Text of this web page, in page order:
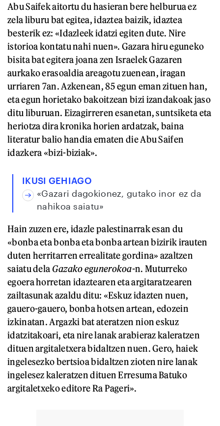
Abu Saifek aitortu du hasieran bere helburua ez
zela liburu bat egitea, idaztea baizik, idaztea
besterik ez: «Idazleek idatzi egiten dute. Nire
istorioa kontatu nahi nuen». Gazara hiru eguneko
bisita bat egitera joana zen Israelek Gazaren
aurkako erasoaldia areagotu zuenean, iragan
urriaren 7an. Azkenean, 85 egun eman zituen han,
eta egun horietako bakoitzean bizi izandakoak jaso
ditu liburuan. Eizagirreren esanetan, suntsiketa eta
heriotza dira kronika horien ardatzak, baina
literatur balio handia ematen die Abu Saifen
idazkera «bizi-biziak».
IKUSI GEHIAGO
«Gazari dagokionez, gutako inor ez da
nahikoa saiatu»
Hain zuzen ere, idazle palestinarrak esan du
«bonba eta bonba eta bonba artean bizirik irauten
duten herritarren errealitate gordina» azaltzen
saiatu dela Gazako egunerokoa-n. Muturreko
egoera horretan idaztearen eta argitaratzearen
zailtasunak azaldu ditu: «Eskuz idazten nuen,
gauero-gauero, bonba hotsen artean, edozein
izkinatan. Argazki bat ateratzen nion eskuz
idatzitakoari, eta nire lanak arabieraz kaleratzen
dituen argitaletxera bidaltzen nuen. Gero, haiek
ingelesezko bertsioa bidaltzen zioten nire lanak
ingelesez kaleratzen dituen Erresuma Batuko
argitaletxeko editore Ra Pageri».